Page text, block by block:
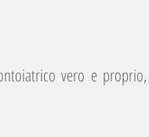
vero e